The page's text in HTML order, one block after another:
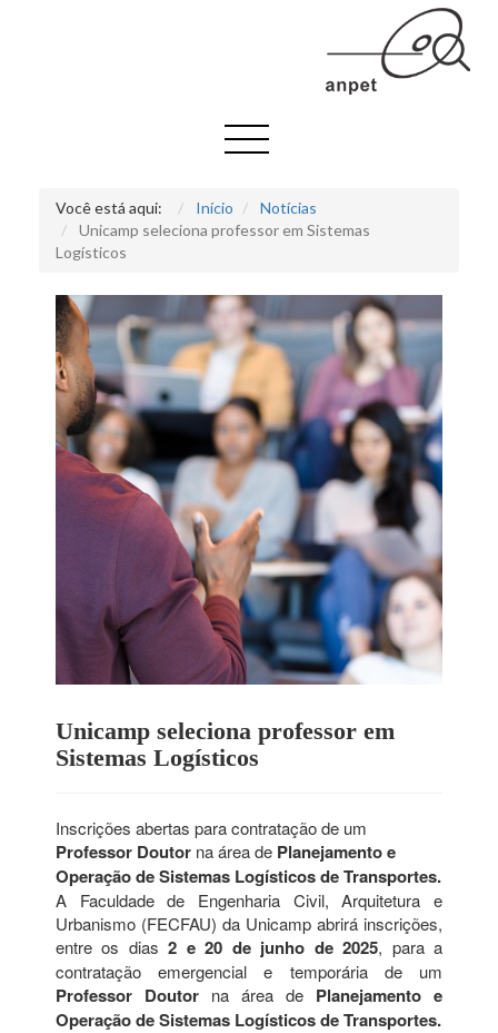
Você está aqui: Início
Notícias
Unicamp seleciona professor em Sistemas
Logísticos
Unicamp seleciona professor em
Sistemas Logísticos
Inscrições abertas para contratação de um
Professor Doutor na área de Planejamento e
Operação de Sistemas Logísticos de Transportes.
A Faculdade de Engenharia Civil, Arquitetura e
Urbanismo (FECFAU) da Unicamp abrirá inscrições,
entre os dias2 e 20 de junho de 2025, para a
contratação emergencial e temporária de um
Professor Doutor na área de Planejamento e
Operação de Sistemas Logísticos de Transportes.